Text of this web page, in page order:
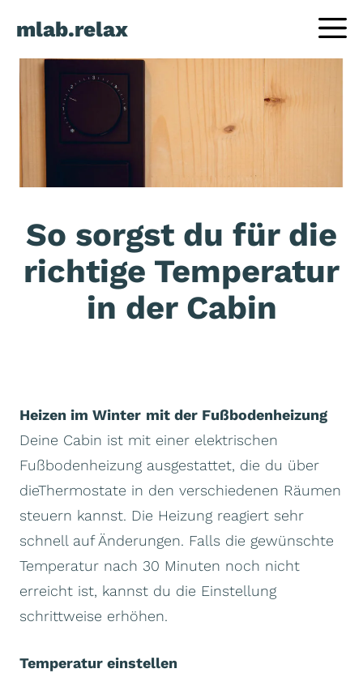
Inhalt
springen
mlab.relax
So sorgst du für die
richtige Temperatur
in der Cabin
Heizen im Winter mit der Fußbodenheizung
Deine Cabin ist mit einer elektrischen
Fußbodenheizung ausgestattet, die du über
dieThermostate in den verschiedenen Räumen
steuern kannst. Die Heizung reagiert sehr
schnell auf Änderungen. Falls die gewünschte
Temperatur nach 30 Minuten noch nicht
erreicht ist, kannst du die Einstellung
schrittweise erhöhen.
Temperatur einstellen